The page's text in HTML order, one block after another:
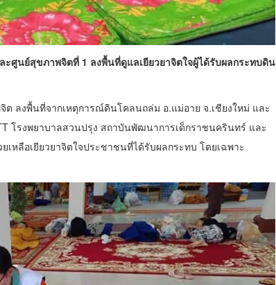
ศูนย์สุขภาพจิตที่ 1 ลงพื้นที่ดูแลเยียวยาจิตใจผู้ได้รับผลกระทบดิน
ต ลงพื้นที่จากเหตุการณ์ดินโคลนถล่ม อ.แม่อาย จ.เชียงใหม่ และ
โรงพยาบาลสวนปรุง สถาบันพัฒนาการเด็กราชนครินทร์ และ
ลือเยียวยาจิตใจประชาชนที่ได้รับผลกระทบ โดยเฉพาะ